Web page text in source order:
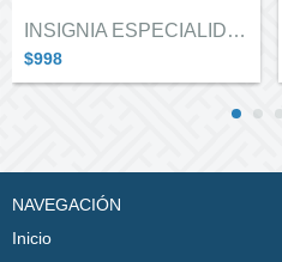
INSIGNIA ESPECIALIDAD GUIAS EN CARAVANA...
$998
NAVEGACIÓN
Inicio